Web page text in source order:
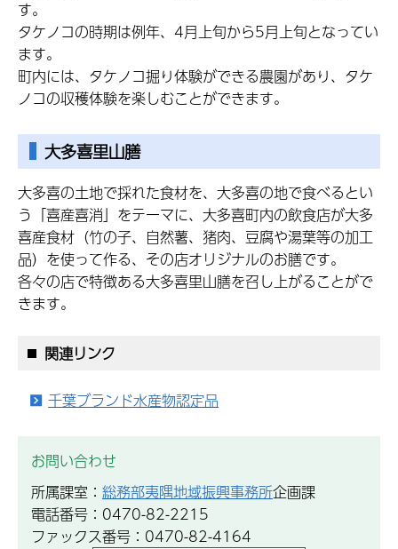
す。
タケノコの時期は例年、4月上旬から5月上旬となってい
ます。
町内には、タケノコ掘り体験ができる農園があり、タケ
ノコの収穫体験を楽しむことができます。
大多喜里山膳
大多喜の土地で採れた食材を、大多喜の地で食べるとい
う「喜産喜消」をテーマに、大多喜町内の飲食店が大多
喜産食材（竹の子、自然薯、猪肉、豆腐や湯葉等の加工
品）を使って作る、その店オリジナルのお膳です。
各々の店で特徴ある大多喜里山膳を召し上がることがで
きます。
関連リンク
千葉ブランド水産物認定品
お問い合わせ
所属課室： 総務部夷隅地域振興事務所企画課
電話番号：0470-82-2215
ファックス番号：0470-82-4164